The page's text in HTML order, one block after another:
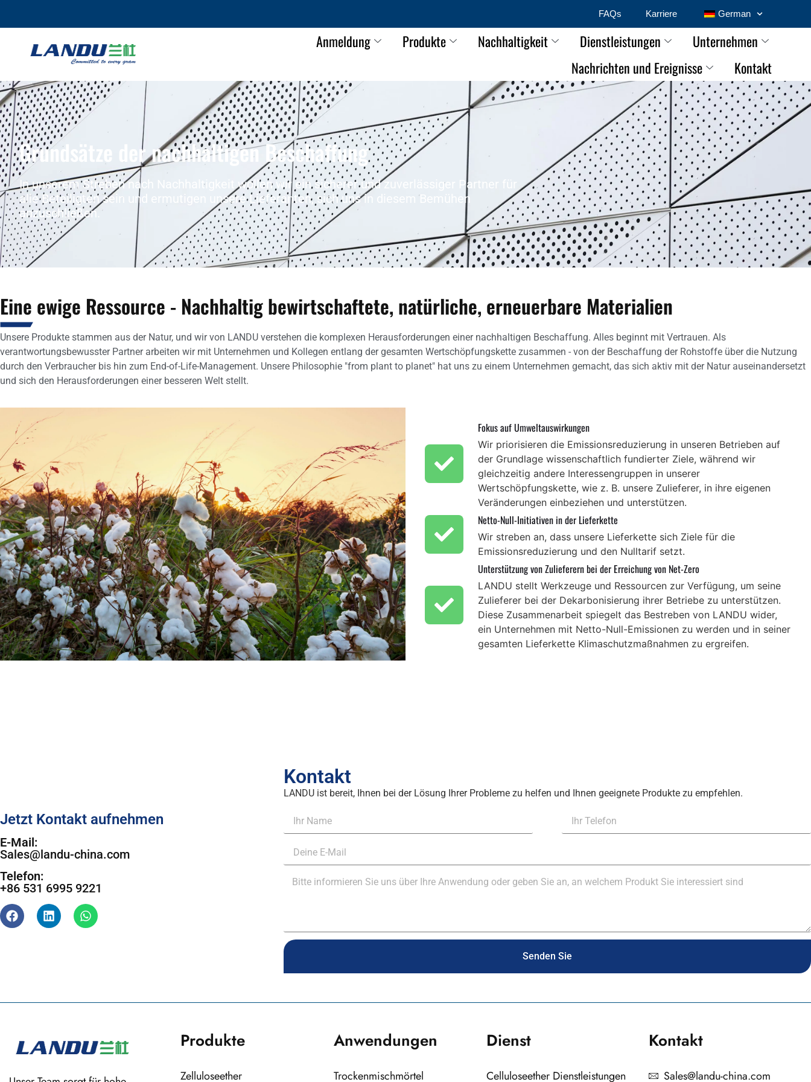
FAQs Karriere German
Anmeldung Produkte Nachhaltigkeit Dienstleistungen
Unternehmen
Nachrichten und Ereignisse
Kontakt
Grundsätze der nachhaltigen Beschaffung
In unserem Streben nach Nachhaltigkeit wollen wir ein sicherer und zuverlässiger Partner für
alle Beteiligten sein und ermutigen unsere Lieferanten, sich uns in diesem Bemühen
anzuschließen.
Eine ewige Ressource - Nachhaltig bewirtschaftete, natürliche, erneuerbare Materialien
Unsere Produkte stammen aus der Natur, und wir von LANDU verstehen die komplexen Herausforderungen einer nachhaltigen Beschaffung. Alles beginnt mit Vertrauen. Als
verantwortungsbewusster Partner arbeiten wir mit Unternehmen und Kollegen entlang der gesamten Wertschöpfungskette zusammen - von der Beschaffung der Rohstoffe über die Nutzung
durch den Verbraucher bis hin zum End-of-Life-Management. Unsere Philosophie "from plant to planet" hat uns zu einem Unternehmen gemacht, das sich aktiv mit der Natur auseinandersetzt
und sich den Herausforderungen einer besseren Welt stellt.
Fokus auf Umweltauswirkungen
Wir priorisieren die Emissionsreduzierung in unseren Betrieben auf
der Grundlage wissenschaftlich fundierter Ziele, während wir
gleichzeitig andere Interessengruppen in unserer
Wertschöpfungskette, wie z. B. unsere Zulieferer, in ihre eigenen
Veränderungen einbeziehen und unterstützen.
Netto-Null-Initiativen in der Lieferkette
Wir streben an, dass unsere Lieferkette sich Ziele für die
Emissionsreduzierung und den Nulltarif setzt.
Unterstützung von Zulieferern bei der Erreichung von Net-Zero
LANDU stellt Werkzeuge und Ressourcen zur Verfügung, um seine
Zulieferer bei der Dekarbonisierung ihrer Betriebe zu unterstützen.
Diese Zusammenarbeit spiegelt das Bestreben von LANDU wider,
ein Unternehmen mit Netto-Null-Emissionen zu werden und in seiner
gesamten Lieferkette Klimaschutzmaßnahmen zu ergreifen.
Jetzt Kontakt aufnehmen
E-Mail:
Sales@landu-china.com
Telefon:
+86 531 6995 9221
Kontakt
LANDU ist bereit, Ihnen bei der Lösung Ihrer Probleme zu helfen und Ihnen geeignete Produkte zu empfehlen.
Senden Sie
Produkte
Zelluloseether
Anwendungen
Trockenmischmörtel
Dienst
Celluloseether Dienstleistungen
Kontakt
Sales@landu-china.com